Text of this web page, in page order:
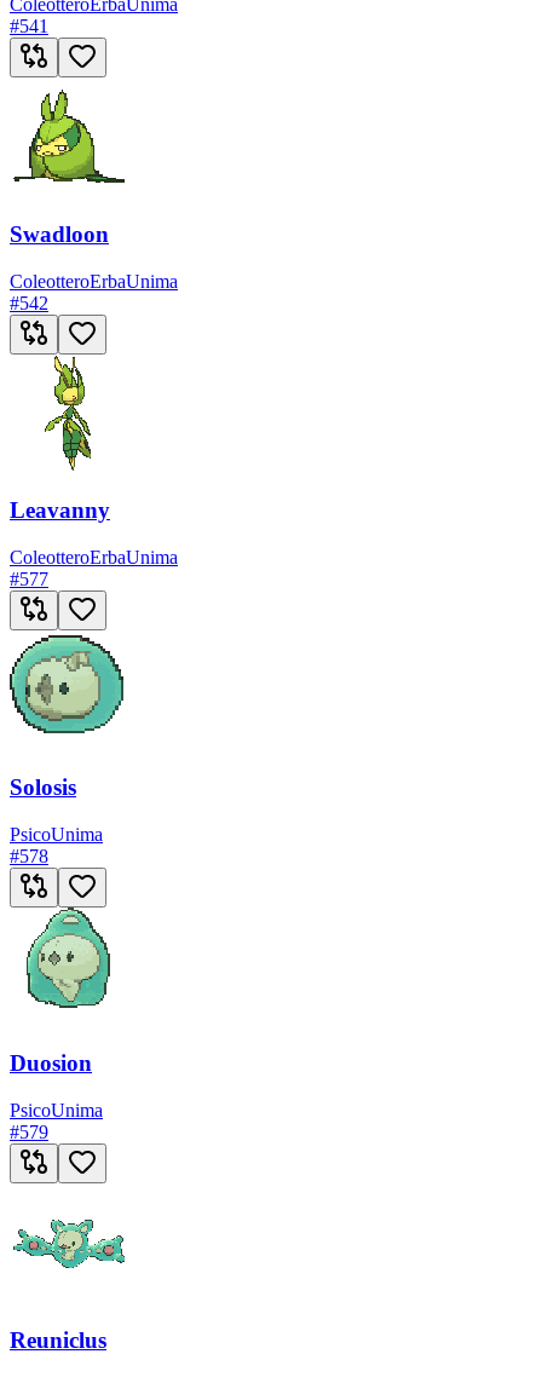
ColeotteroErbaUnima
#541
Swadloon
ColeotteroErbaUnima
#542
Leavanny
ColeotteroErbaUnima
#577
Solosis
PsicoUnima
#578
Duosion
PsicoUnima
#579
Reuniclus